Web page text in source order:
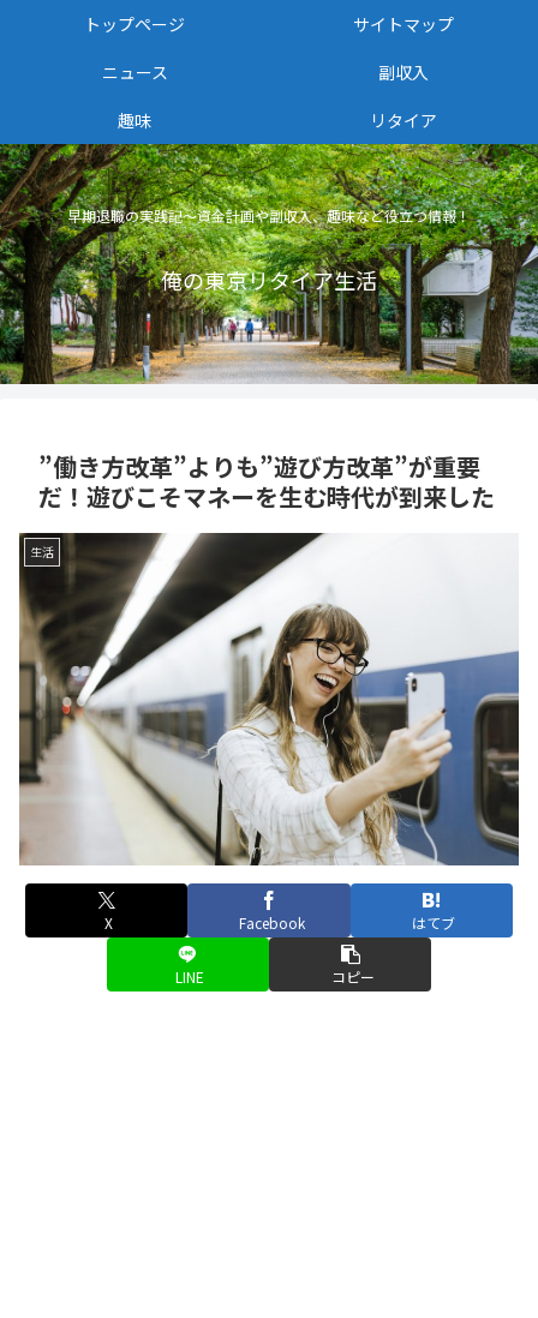
早期退職の実践記〜資金計画や副収入、趣味など役立つ情報！
俺の東京リタイア生活
トップページ
サイトマップ
ニュース
副収入
趣味
リタイア
”働き方改革”よりも”遊び方改革”が重要
だ！遊びこそマネーを生む時代が到来した
生活
X Facebook はてブ
LINE コピー